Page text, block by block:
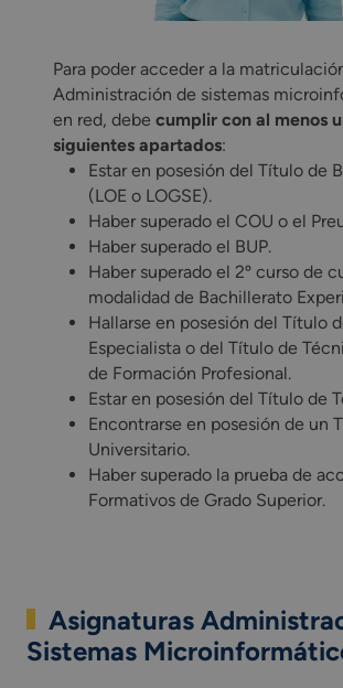
Para poder acceder a la
Administración de sistemas
en red, debe cumplir con al menos
siguientes apartados:
Estar en posesión del Título de
(LOE o LOGSE).
Haber superado el COU o el
Haber superado el BUP.
Haber superado el 2º curso de
modalidad de Bachillerato
Hallarse en posesión del Título
Especialista o del Título de
de Formación Profesional.
Estar en posesión del Título de
Encontrarse en posesión de un
Universitario.
Haber superado la prueba de
Formativos de Grado Superior.
Asignaturas
Sistemas